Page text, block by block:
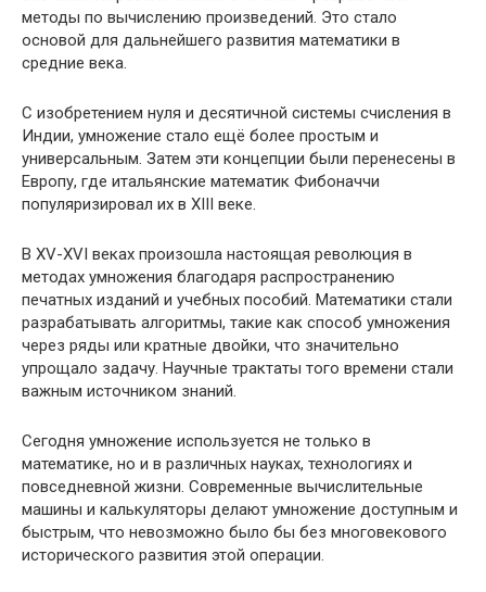
методы по вычислению произведений. Это стало
основой для дальнейшего развития математики в
средние века.
С изобретением нуля и десятичной системы счисления в
Индии, умножение стало ещё более простым и
универсальным. Затем эти концепции были перенесены в
Европу, где итальянские математик Фибоначчи
популяризировал их в XIII веке.
В XV-XVI веках произошла настоящая революция в
методах умножения благодаря распространению
печатных изданий и учебных пособий. Математики стали
разрабатывать алгоритмы, такие как способ умножения
через ряды или кратные двойки, что значительно
упрощало задачу. Научные трактаты того времени стали
важным источником знаний.
Сегодня умножение используется не только в
математике, но и в различных науках, технологиях и
повседневной жизни. Современные вычислительные
машины и калькуляторы делают умножение доступным и
быстрым, что невозможно было бы без многовекового
исторического развития этой операции.